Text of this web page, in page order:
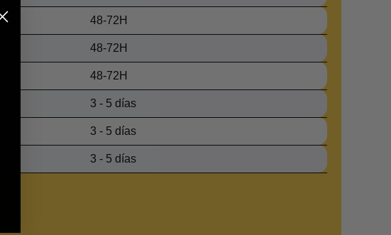
48-72H
48-72H
48-72H
3 - 5 días
3 - 5 días
3 - 5 días